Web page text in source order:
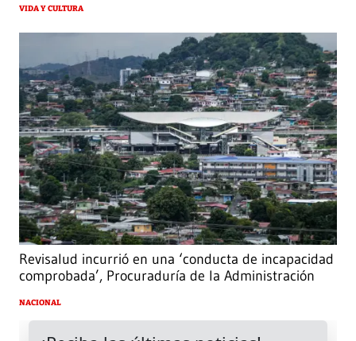
VIDA Y CULTURA
Revisalud incurrió en una ‘conducta de incapacidad
comprobada’, Procuraduría de la Administración
NACIONAL